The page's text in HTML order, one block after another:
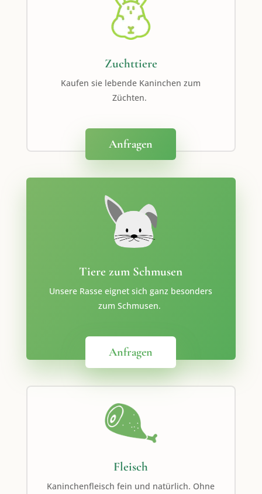
Zuchttiere
Kaufen sie lebende Kaninchen zum
Züchten.
Anfragen
Tiere zum Schmusen
Unsere Rasse eignet sich ganz besonders
zum Schmusen.
Anfragen
Fleisch
Kaninchenfleisch fein und natürlich. Ohne